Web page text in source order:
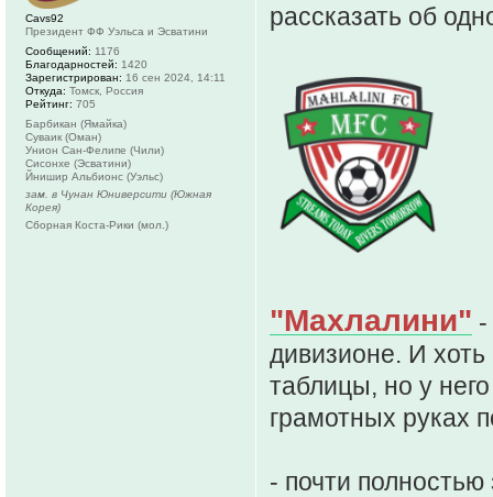
рассказать об
"Махлалини" -
дивизионе. И
таблицы, но у
грамотных руках
- почти полностью
Cavs92
Президент ФФ Уэльса и Эсватини
Сообщений: 1176
Благодарностей: 1420
Зарегистрирован: 16 сен 2024, 14:11
Откуда: Томск, Россия
Рейтинг: 705
Барбикан (Ямайка)
Суваик (Оман)
Унион Сан-Фелипе (Чили)
Сисонхе (Эсватини)
Йнишир Альбионс (Уэльс)
зам. в Чунан Юниверсити (Южная
Корея)
Сборная Коста-Рики (мол.)